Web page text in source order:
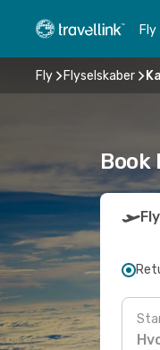
Fly
Fly Flyselskaber
Book